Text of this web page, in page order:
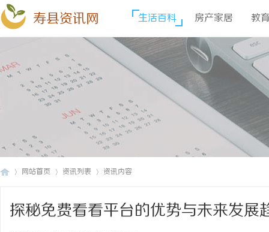
寿县资讯网 生活百科 房产家居 教
网站首页 资讯列表 资讯内容
探秘免费看看平台的优势与未来发展